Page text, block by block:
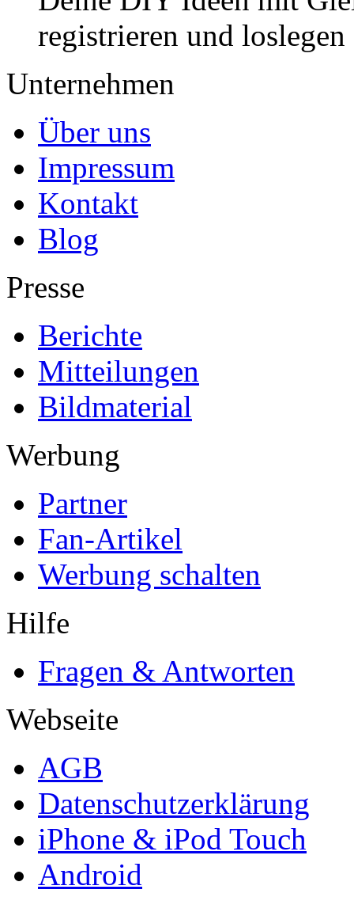
registrieren und loslegen
Unternehmen
Über uns
Impressum
Kontakt
Blog
Presse
Berichte
Mitteilungen
Bildmaterial
Werbung
Partner
Fan-Artikel
Werbung schalten
Hilfe
Fragen & Antworten
Webseite
AGB
Datenschutzerklärung
iPhone & iPod Touch
Android